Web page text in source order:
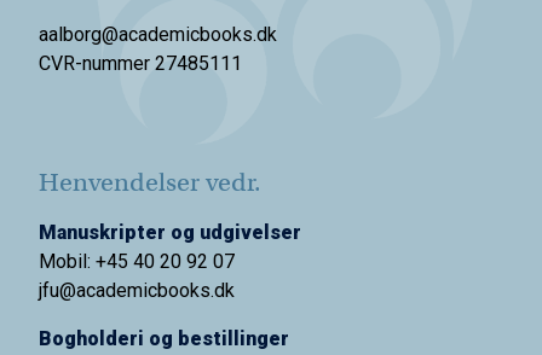
aalborg@academicbooks.dk
CVR-nummer 27485111
Henvendelser vedr.
Manuskripter og udgivelser
Mobil: +45 40 20 92 07
jfu@academicbooks.dk
Bogholderi og bestillinger